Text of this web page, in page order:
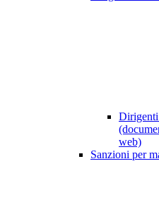
Dirigenti
web)
Sanzioni per